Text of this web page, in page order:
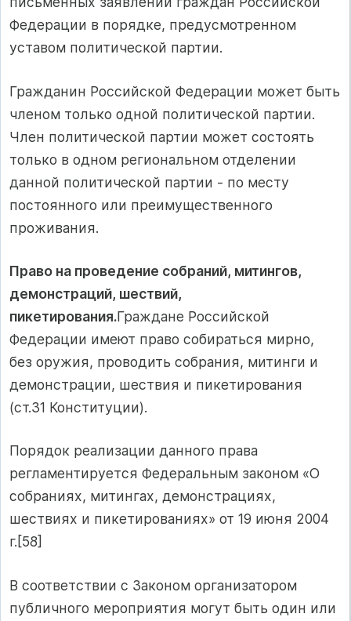
Федерации в порядке, предусмотренном
уставом политической партии.
Гражданин Российской Федерации может быть
членом только одной политической партии.
Член политической партии может состоять
только в одном региональном отделении
данной политической партии - по месту
постоянного или преимущественного
проживания.
Право на проведение собраний, митингов,
демонстраций, шествий,
пикетирования.Граждане Российской
Федерации имеют право собираться мирно,
без оружия, проводить собрания, митинги и
демонстрации, шествия и пикетирования
(ст.31 Конституции).
Порядок реализации данного права
регламентируется Федеральным законом «О
собраниях, митингах, демонстрациях,
шествиях и пикетированиях» от 19 июня 2004
г.[58]
В соответствии с Законом организатором
публичного мероприятия могут быть один или